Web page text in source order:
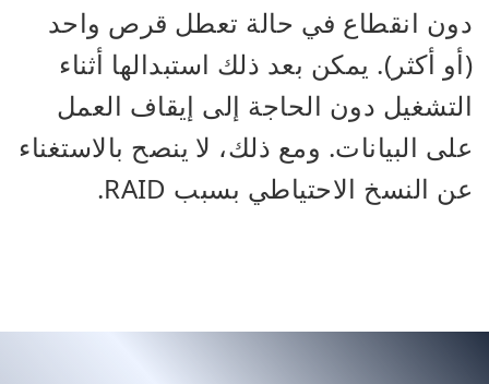
دون انقطاع في حالة تعطل قرص واحد
(أو أكثر). يمكن بعد ذلك استبدالها أثناء
التشغيل دون الحاجة إلى إيقاف العمل
على البيانات. ومع ذلك، لا ينصح بالاستغناء
عن النسخ الاحتياطي بسبب RAID.